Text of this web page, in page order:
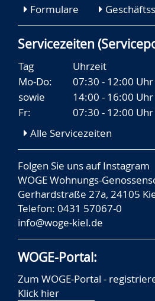
Formulare
Servicezeiten
Tag
Uhrzeit
Mo-Do:
07:30 - 12:00 Uhr
sowie
14:00 - 16:00 Uhr
Fr:
07:30 - 12:00 Uhr
Alle Servicezeiten
Folgen Sie uns aufInstagram
WOGE Wohnungs-
Gerhardstraße 27a, 24105
Telefon: 0431 57067-0
info@woge-kiel.de
WOGE-Portal:
Zum WOGE-Portal -
Klick hier